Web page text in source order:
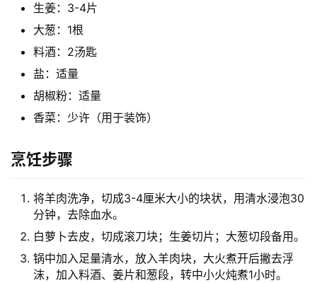
生姜：3-4片
大葱：1根
料酒：2汤匙
盐：适量
胡椒粉：适量
香菜：少许（用于装饰）
烹饪步骤
将羊肉洗净，切成3-4厘米大小的块状，用清水浸泡30
分钟，去除血水。
白萝卜去皮，切成滚刀块；生姜切片；大葱切段备用。
锅中加入足量清水，放入羊肉块，大火煮开后撇去浮
沫，加入料酒、姜片和葱段，转中小火炖煮1小时。